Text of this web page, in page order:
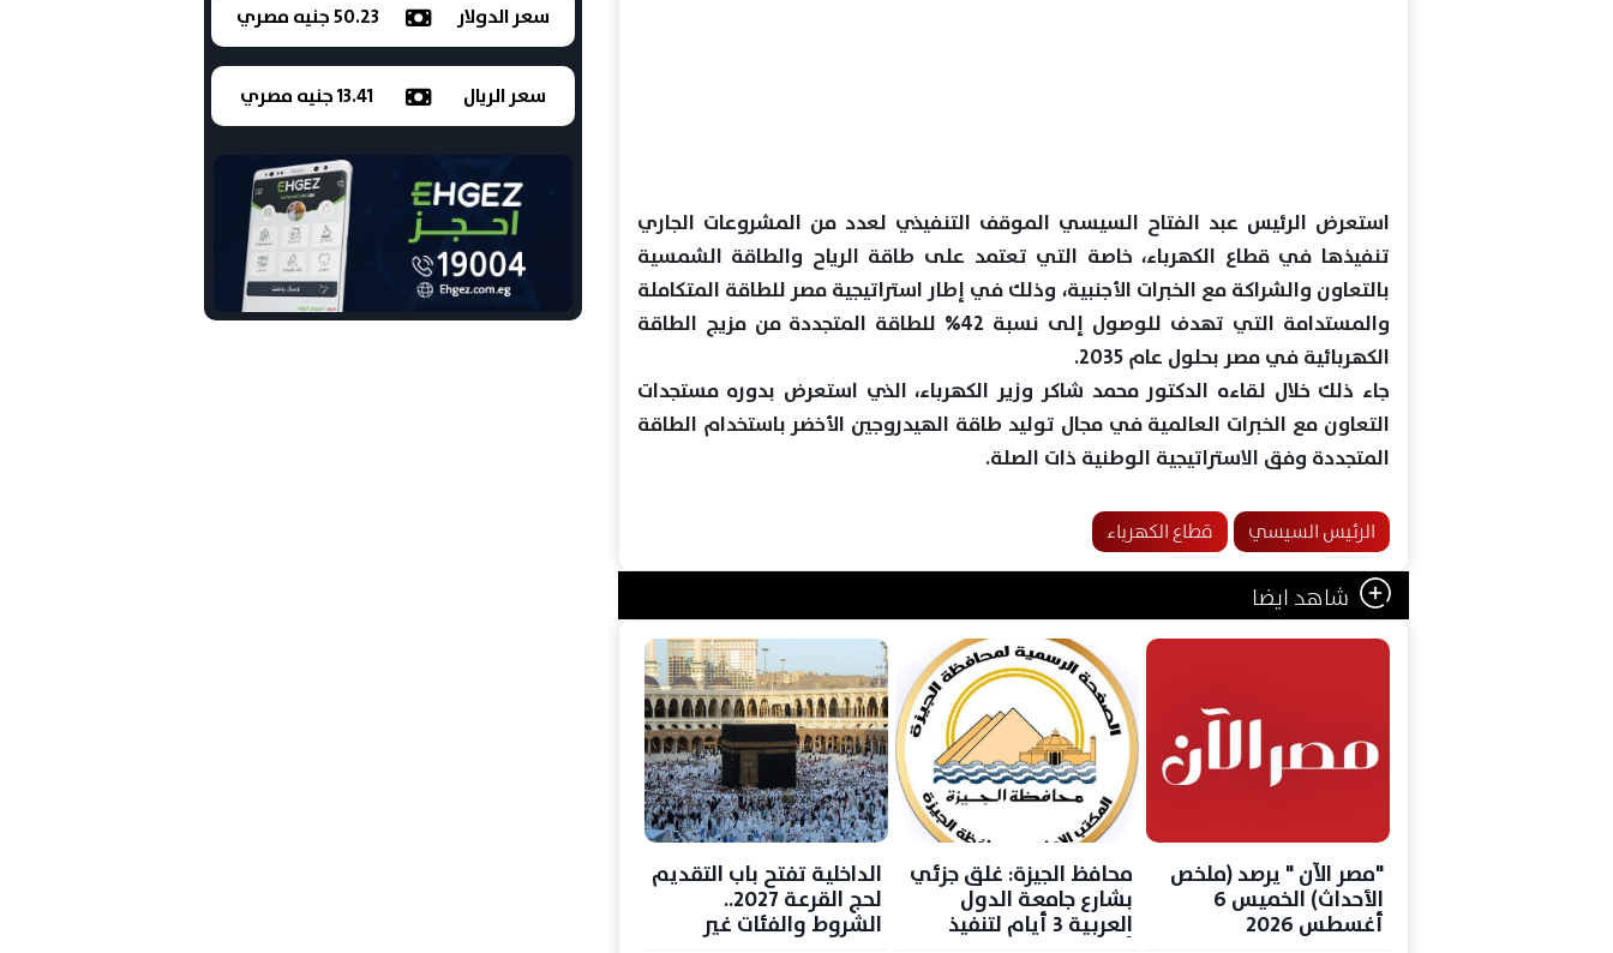
استعرض الرئيس عبد الفتاح السيسي الموقف التنفيذي لعدد من المشروعات الجاري
تنفيذها في قطاع الكهرباء، خاصة التي تعتمد على طاقة الرياح والطاقة الشمسية
بالتعاون والشراكة مع الخبرات الأجنبية، وذلك في إطار استراتيجية مصر للطاقة المتكاملة
والمستدامة التي تهدف للوصول إلى نسبة 42% للطاقة المتجددة من مزيج الطاقة
الكهربائية في مصر بحلول عام 2035.
جاء ذلك خلال لقاءه الدكتور محمد شاكر وزير الكهرباء، الذي استعرض بدوره مستجدات
التعاون مع الخبرات العالمية في مجال توليد طاقة الهيدروجين الأخضر باستخدام الطاقة
المتجددة وفق الاستراتيجية الوطنية ذات الصلة.
الرئيس السيسي قطاع الكهرباء
شاهد ايضا
"مصر الآن " يرصد (ملخص
الأحداث) الخميس 6
أغسطس 2026
محافظ الجيزة: غلق جزئي
بشارع جامعة الدول
العربية 3 أيام لتنفيذ
الداخلية تفتح باب التقديم
لحج القرعة 2027..
الشروط والفئات غير
سعر الدولار 50.23 جنيه مصري
سعر الريال 13.41 جنيه مصري